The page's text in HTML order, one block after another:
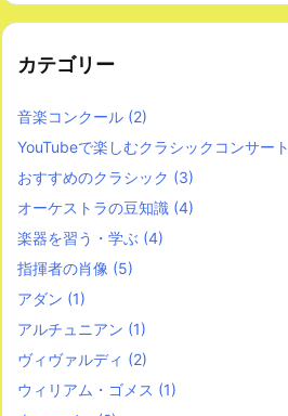
カテゴリー
音楽コンクール (2)
YouTubeで楽しむクラシックコンサート
おすすめのクラシック (3)
オーケストラの豆知識 (4)
楽器を習う・学ぶ (4)
指揮者の肖像 (5)
アダン (1)
アルチュニアン (1)
ヴィヴァルディ (2)
ウィリアム・ゴメス (1)